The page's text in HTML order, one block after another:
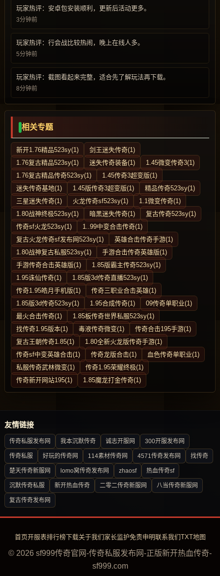
玩家热评：安卓包安装顺利，更新后活动更多。
3分钟前
玩家热评：行会战比较热闹，晚上在线人多。
5分钟前
玩家热评：截图看起来完整，适合先了解玩法再下载。
8分钟前
相关专题
新开1.76精品523sy(1)
剑王迷失传奇(1)
1.76复古精品523sy(1)
迷失传奇装备(1)
1.45微变传奇3(1)
1.76复古精品传奇523sy(1)
1.45传奇3超变版(1)
迷失传奇基地(1)
1.45版传奇3超变版(1)
精品传奇523sy(1)
三星迷失传奇(1)
火龙传奇sf523sy(1)
1.1微变传奇(1)
1.80战神终极523sy(1)
暗黑迷失传奇(1)
复古传奇523sy(1)
传奇sf火龙523sy(1)
1..99中变合击传奇(1)
复古火龙传奇sf发布网523sy(1)
英雄合击传奇手游(1)
1.80战神复古私服523sy(1)
手游合击传奇英雄版(1)
手游传奇合击英雄版(1)
1.85版霸主传奇523sy(1)
1.95诛仙传奇(1)
1.85版3d传奇直播523sy(1)
传奇1.95皓月手机版(1)
传奇三职业合击英雄(1)
1.85版3d传奇523sy(1)
1.95合成传奇(1)
09传奇单职业(1)
最火合击传奇(1)
1.85板传奇世界私服523sy(1)
找传奇1.95版本(1)
毒液传奇微变(1)
传奇合击195手游(1)
复古王朝传奇1.85(1)
1.80全新火龙版传奇手游(1)
传奇sf中变英雄合击(1)
传奇龙版合击(1)
血色传奇单职业(1)
私服传奇武林微变(1)
传奇1.95荣耀终极(1)
传奇新开网站195(1)
1.85魔龙打金传奇(1)
友情链接
传奇私服发布网 我本沉默传奇 诚志开服网 300开服发布网
传奇私服 好玩的传奇网 114素材传奇网 4571传奇发布网 找传奇
楚天传奇新服网 lomo窝传奇发布网 zhaosf 热血传奇sf
沉默传奇私服 新开热血传奇 二零二传奇新服网 八当传奇新服网
复古传奇发布网
首页开服表排行榜下载关于我们 家长监护免责申明联系我们TXT地图
© 2026 sf999传奇官网-传奇私服发布网-正版新开热血传奇-
sf999.com